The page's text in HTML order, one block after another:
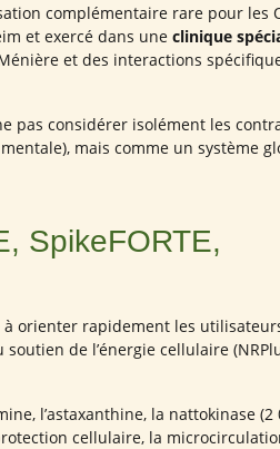
complémentaire rare pour les
et exercé dans une clinique
et des interactions
pas considérer isolément les
mais comme un système
SpikeFORTE,
orienter rapidement les
soutien de l’énergie cellulaire
l’astaxanthine, la nattokinase (2
cellulaire, la